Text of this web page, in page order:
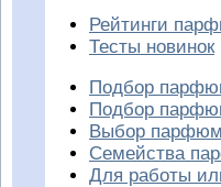
Рейтинги
Тесты новинок
Подбор
Подбор
Выбор
Семейства
Для работы